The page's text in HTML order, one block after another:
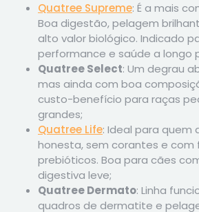
Quatree Supreme: É a mais
Boa digestão, pelagem
alto valor biológico. Indicado
performance e saúde a longo
Quatree Select: Um degrau
mas ainda com boa
custo-benefício para raças
grandes;
Quatree Life: Ideal para quem
honesta, sem corantes e com
prebióticos. Boa para cães
digestiva leve;
Quatree Dermato: Linha
quadros de dermatite e